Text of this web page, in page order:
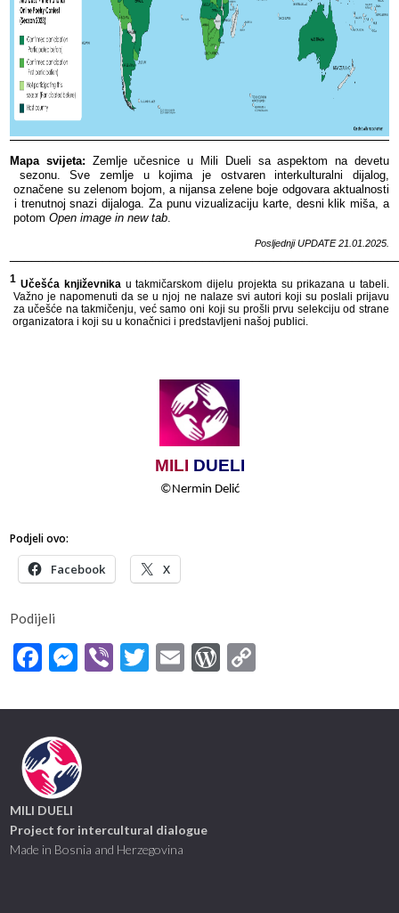
Mapa​​ svijeta: ​​ Zemlje​​ učesnice​​ u​​ Mili​​ Dueli​​ sa​​ aspektom​​ na​​ devetu​​
sezonu.​​ Sve​​ zemlje​​ u​​ kojima​​ je​​ ostvaren​​ interkulturalni​​ dijalog,​​
označene​​ su​​ zelenom​​ bojom,​​ a​​ nijansa​​ zelene​​ boje​​ odgovara​​ aktualnosti​​
i​​ trenutnoj​​ snazi​​ dijaloga.​​ Za​​ punu​​ vizualizaciju​​ karte,​​ desni​​ klik​​ miša,​​ a​​
potom​​Open​​ image​​ in​​ new​​ tab
Posljednji​​ UPDATE​​ 21 .01.2025.
1 Učešća​​ književnika​​ u​​ takmičarskom​​ dijelu​​ projekta​​ su​​ prikazana​​ u​​ tabeli.​​
Važno​​ je​​ napomenuti​​ da​​ se​​ u​​ njoj​​ ne​​ nalaze​​ svi​​ autori​​ koji​​ su​​ poslali​​ prijavu​​
za​​ učešće​​ na​​ takmičenju,​​ već​​ samo​​ oni​​ koji​​ su​​ prošli​​ prvu​​ selekciju​​ od​​ strane​​
organizatora​​ i​​ koji​​ su​​ u​​ konačnici​​ i​​ predstavljeni​​ našoj​​ publici.​​
MILI DUELI
©Nermin​​ Delić
Podjeli ovo:
Facebook X
Podijeli
Facebook
Messenger
ViberTwitter
EmailWordPress
MILI DUELI
Project for intercultural dialogue
Made in Bosnia and Herzegovina